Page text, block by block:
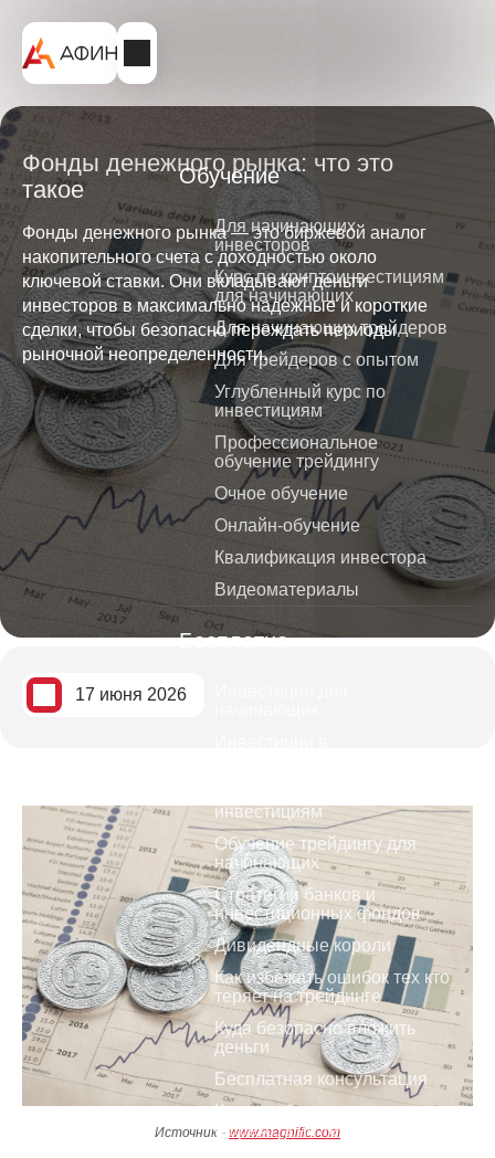
Обучение
Для начинающих
инвесторов
Курс по криптоинвестициям
для начинающих
Для начинающих трейдеров
Для трейдеров с опытом
Углубленный курс по
инвестициям
Профессиональное
обучение трейдингу
Очное обучение
Онлайн-обучение
Квалификация инвестора
Видеоматериалы
Бесплатно
инвестициям
Обучение трейдингу для
начинающих
Стратегии банков и
инвестиционных фондов
Дивидендные короли
Как избежать ошибок тех кто
теряет на трейдинге
Куда безопасно вложить
деньги
Бесплатная консультация
Как зарабатывать на
Форекс, а не терять?
Фонды денежного рынка: что это
такое
Фонды денежного рынка — это биржевой аналог
накопительного счета с доходностью около
ключевой ставки. Они вкладывают деньги
инвесторов в максимально надежные и короткие
сделки, чтобы безопасно переждать периоды
рыночной неопределенности.
17 июня 2026
Источник - www.magnific.com